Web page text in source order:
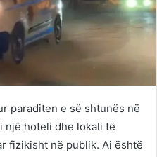
paraditen e së shtunës në
një hoteli dhe lokali të
fizikisht në publik. Ai është